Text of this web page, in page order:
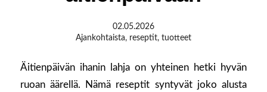
02.05.2026
Ajankohtaista, reseptit, tuotteet
Äitienpäivän ihanin lahja on yhteinen hetki hyvän
ruoan äärellä. Nämä reseptit syntyvät joko alusta